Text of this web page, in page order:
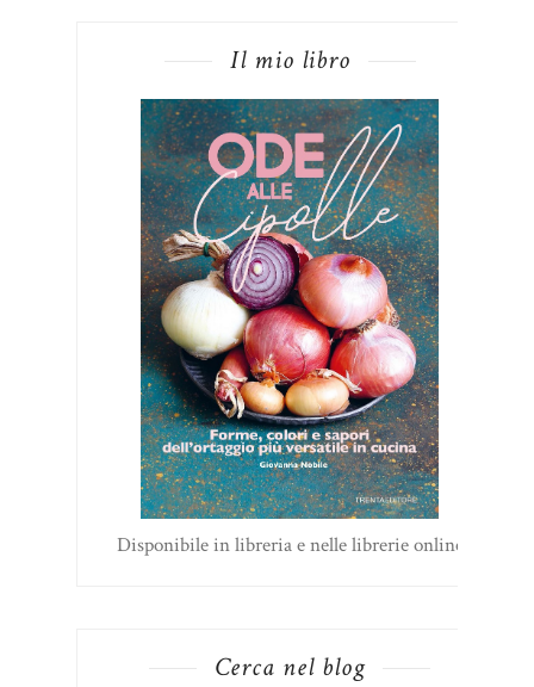
Il mio libro
Disponibile in libreria e nelle librerie online
Cerca nel blog